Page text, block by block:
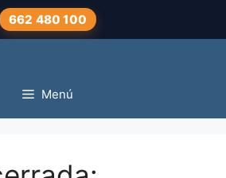
662 480 100
Menú